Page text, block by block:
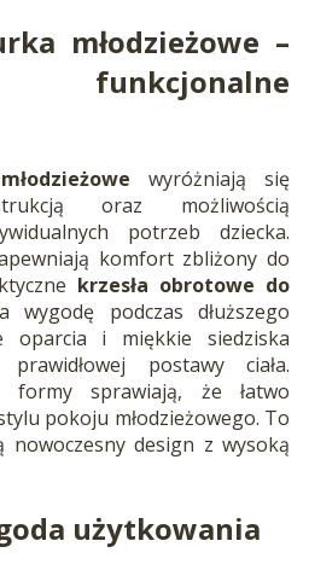
młodzieżowe –
wyróżniają się
oraz możliwością
potrzeb dziecka.
komfort zbliżony do
krzesła obrotowe do
wygodę podczas dłuższego
oparcia i miękkie siedziska
postawy ciała.
formy sprawiają, że łatwo
pokoju młodzieżowego. To
nowoczesny design z wysoką
użytkowania